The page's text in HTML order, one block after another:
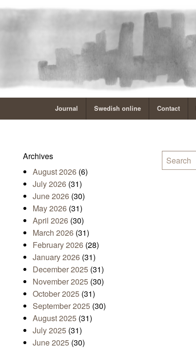
Journal Swedish online Contact
Archives
August 2026 (6)
July 2026 (31)
June 2026 (30)
May 2026 (31)
April 2026 (30)
March 2026 (31)
February 2026 (28)
January 2026 (31)
December 2025 (31)
November 2025 (30)
October 2025 (31)
September 2025 (30)
August 2025 (31)
July 2025 (31)
June 2025 (30)